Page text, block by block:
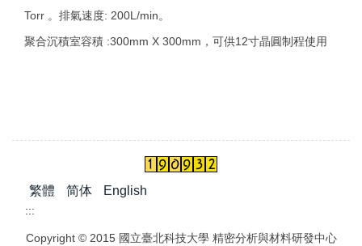
Torr 。排氣速度: 200L/min。
聚合沉積室容積 :300mm X 300mm，可供12寸晶圓制程使用
繁體 简体 English
:::
Copyright © 2015 國立臺北科技大學 精密分析與材料研發中心